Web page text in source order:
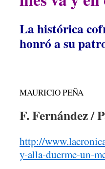
La histórica
honró a su
MAURICIO PEÑA
F. Fernández /
http://
y-alla-duerme-un-